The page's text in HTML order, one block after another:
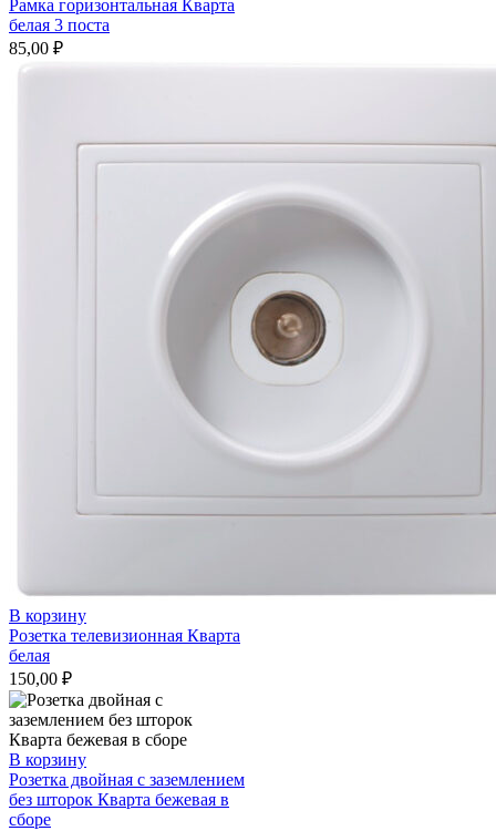
Рамка горизонтальная Кварта
белая 3 поста
85,00 ₽
В корзину
Розетка телевизионная Кварта
белая
150,00 ₽
В корзину
Розетка двойная с заземлением
без шторок Кварта бежевая в
сборе